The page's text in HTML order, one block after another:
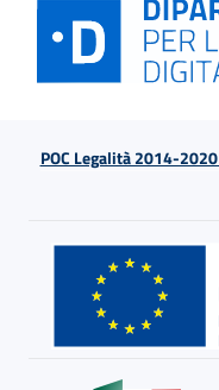
POC Legalità 2014-